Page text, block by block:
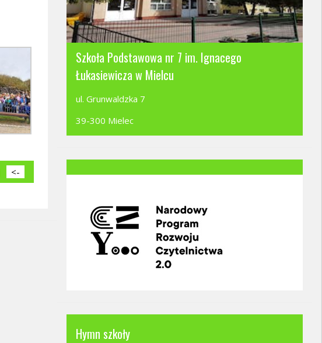
<-
Szkoła Podstawowa nr 7 im. Ignacego
Łukasiewicza w Mielcu
ul. Grunwaldzka 7
39-300 Mielec
Hymn szkoły